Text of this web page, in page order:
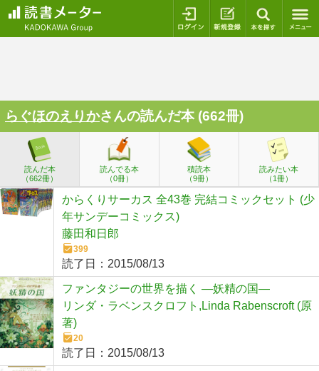
ログイン 新規登録
らぐほのえりかさんの読んだ本 (662冊)
読んだ本
（662冊）
読んでる本
（0冊）
積読本
（9冊）
読みたい本
（1冊）
からくりサーカス 全43巻 完結コミックセット (少
年サンデーコミックス)
藤田和日郎
399
読了日： 2015/08/13
ファンタジーの世界を描く ―妖精の国―
リンダ・ラベンスクロフト,Linda Rabenscroft (原
著)
20
読了日： 2015/08/13